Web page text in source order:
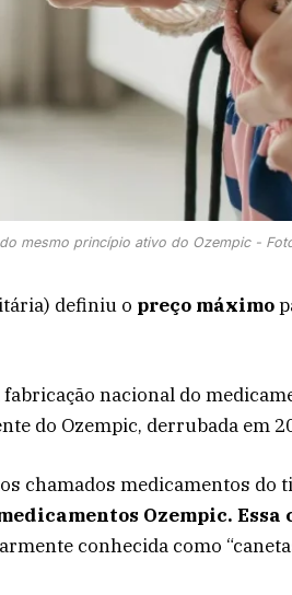
mesmo princípio ativo do Ozempic -
definiu o preço máximo
fabricação nacional do
do Ozempic, derrubada em
chamados medicamentos do
Ozempic. Essa
conhecida como